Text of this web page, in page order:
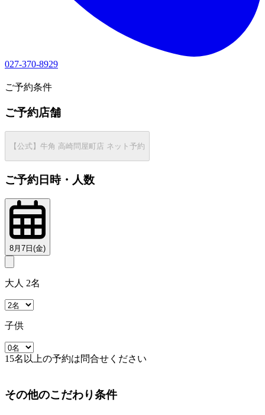
027-370-8929
ご予約条件
ご予約店舗
【公式】牛角 高崎問屋町店 ネット予約
ご予約日時・人数
8月7日(金)
大人 2名
子供
15名以上の予約は問合せください
その他のこだわり条件